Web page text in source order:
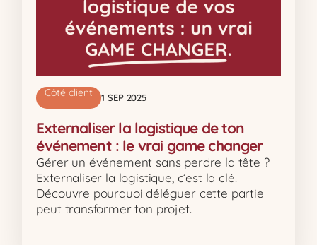
Côté client 1 SEP 2025
Externaliser la logistique de ton
événement : le vrai game changer
Gérer un événement sans perdre la tête ?
Externaliser la logistique, c’est la clé.
Découvre pourquoi déléguer cette partie
peut transformer ton projet.